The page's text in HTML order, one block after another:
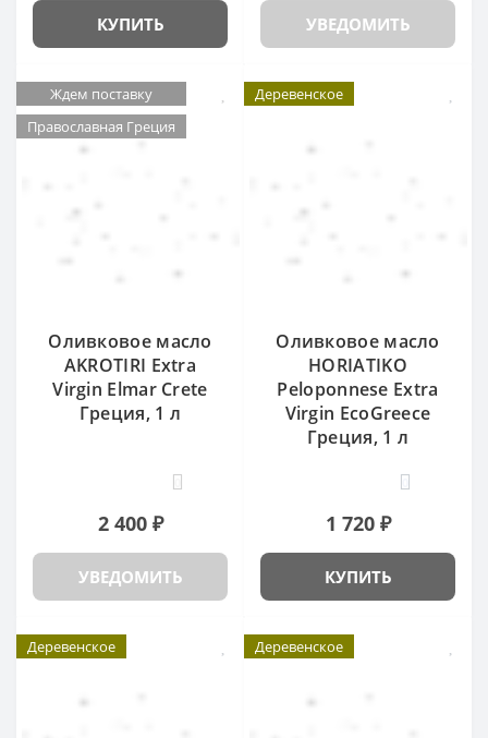
КУПИТЬ УВЕДОМИТЬ
Ждем поставку
Православная Греция
Оливковое масло
AKROTIRI Extra
Virgin Elmar Crete
Греция, 1 л
2 400 ₽
УВЕДОМИТЬ
Деревенское
Оливковое масло
HORIATIKO
Peloponnese Extra
Virgin EcoGreece
Греция, 1 л
1 720 ₽
КУПИТЬ
Деревенское Деревенское